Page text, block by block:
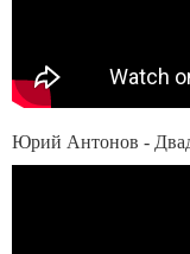
Юрий Антонов -